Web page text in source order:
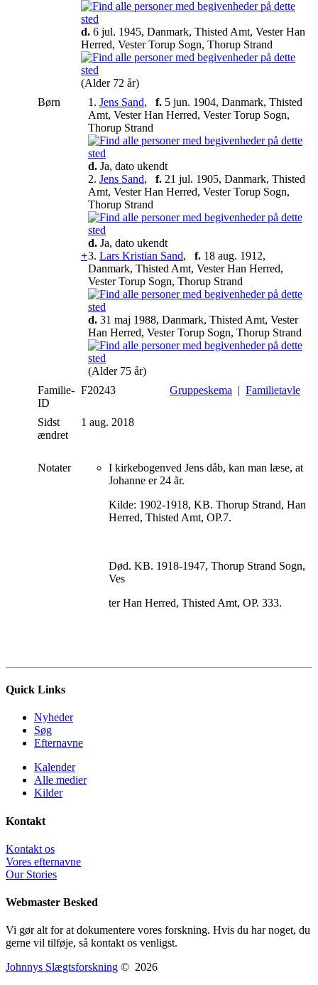
d. 6 jul. 1945, Danmark, Thisted Amt, Vester Han
Herred, Vester Torup Sogn, Thorup Strand
(Alder 72 år)
Børn
1. Jens Sand, f. 5 jun. 1904, Danmark, Thisted
Amt, Vester Han Herred, Vester Torup Sogn,
Thorup Strand
d. Ja, dato ukendt
2. Jens Sand, f. 21 jul. 1905, Danmark, Thisted
Amt, Vester Han Herred, Vester Torup Sogn,
Thorup Strand
d. Ja, dato ukendt
+3. Lars Kristian Sand, f. 18 aug. 1912,
Danmark, Thisted Amt, Vester Han Herred,
Vester Torup Sogn, Thorup Strand
d. 31 maj 1988, Danmark, Thisted Amt, Vester
Han Herred, Vester Torup Sogn, Thorup Strand
(Alder 75 år)
Familie-
ID
F20243 Gruppeskema | Familietavle
Sidst
ændret
1 aug. 2018
Notater
I kirkebogenved Jens dåb, kan man læse, at
Johanne er 24 år.
Kilde: 1902-1918, KB. Thorup Strand, Han
Herred, Thisted Amt, OP.7.
Død. KB. 1918-1947, Thorup Strand Sogn,
Ves
ter Han Herred, Thisted Amt, OP. 333.
Quick Links
Nyheder
Søg
Efternavne
Kalender
Alle medier
Kilder
Kontakt
Kontakt os
Vores efternavne
Our Stories
Webmaster Besked
Vi gør alt for at dokumentere vores forskning. Hvis du har noget, du
gerne vil tilføje, så kontakt os venligst.
Johnnys Slægtsforskning © 2026